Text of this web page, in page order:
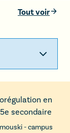
Tout voir
en
secondaire
- campus